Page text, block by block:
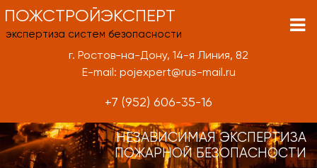
ПОЖСТРОЙЭКСПЕРТ
экспертиза систем безопасности
г. Ростов-на-Дону, 14-я Линия, 82
E-mail: pojexpert@rus-mail.ru
+7 (952) 606-35-16
НЕЗАВИСИМАЯ ЭКСПЕРТИЗА
ПОЖАРНОЙ БЕЗОПАСНОСТИ